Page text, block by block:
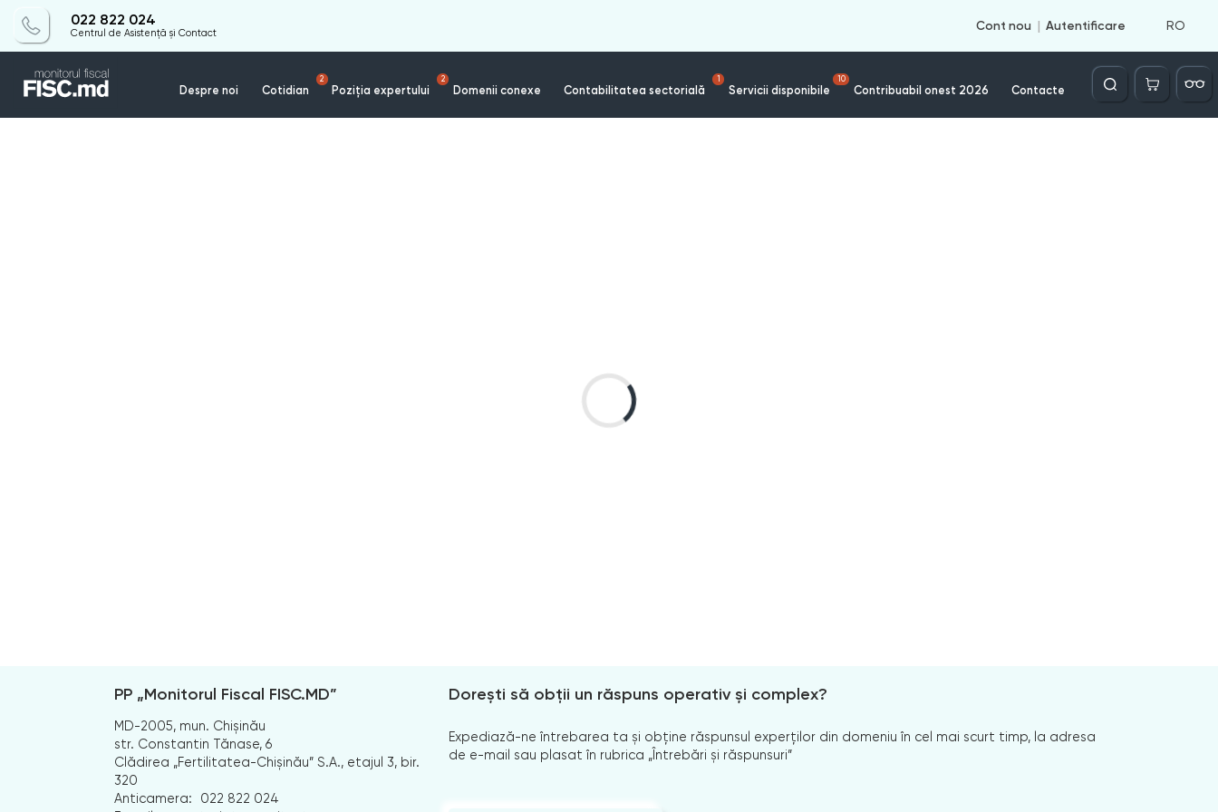
022 822 024
Centrul de Asistență și Contact
Cont nou Autentificare RO
Despre noi Cotidian
2
Poziția expertului
2
Domenii conexe Contabilitatea sectorială
1
Servicii disponibile
10
Contribuabil onest 2026 Contacte
Căutare
PP „Monitorul Fiscal FISC.MD”
MD-2005, mun. Chișinău
str. Constantin Tănase, 6
Clădirea „Fertilitatea-Chișinău” S.A., etajul 3, bir.
320
Anticamera:
022 822 024
Dorești să obții un răspuns operativ și complex?
Expediază-ne întrebarea ta și obține răspunsul experților din domeniu în cel mai scurt timp, la adresa
de e-mail sau plasat în rubrica „Întrebări și răspunsuri”